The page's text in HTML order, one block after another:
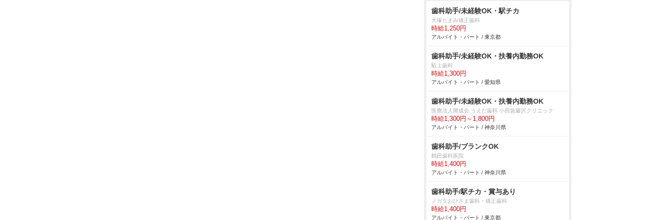
歯科助手/未経験OK・駅チカ
大塚たまみ矯正歯科
時給1,250円
アルバイト・パート / 東京都
歯科助手/未経験OK・扶養内勤務OK
駈上歯科
時給1,300円
アルバイト・パート / 愛知県
歯科助手/未経験OK・扶養内勤務OK
医療法人開成会 うえだ歯科 小田急藤沢クリニック
時給1,300円～1,800円
アルバイト・パート / 神奈川県
歯科助手/ブランクOK
鶴田歯科医院
時給1,400円
アルバイト・パート / 神奈川県
歯科助手/駅チカ・賞与あり
ノガタおひさま歯科・矯正歯科
時給1,400円
アルバイト・パート / 東京都